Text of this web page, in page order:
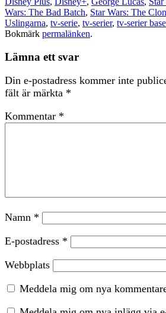
Wars: The Bad Batch, Star Wars: The
Uslingarna, tv-serie, tv-serier, tv-serier
Bokmärk permalänken.
Lämna ett svar
Din e-postadress kommer inte
fält är märkta *
Kommentar *
Namn *
E-postadress *
Webbplats
Meddela mig om nya